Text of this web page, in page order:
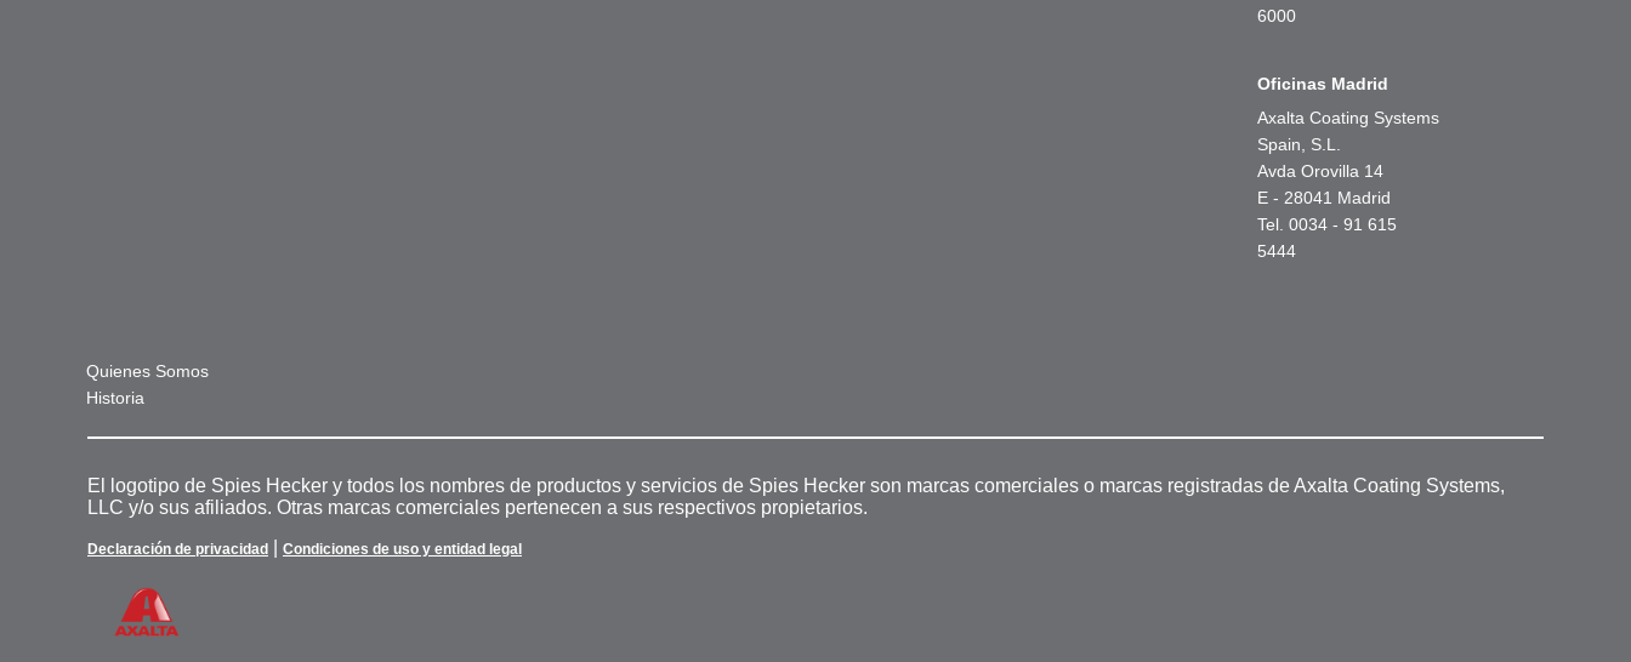
Quienes Somos
Historia
6000
Oficinas Madrid
Axalta Coating Systems
Spain, S.L.
Avda Orovilla 14
E - 28041 Madrid
Tel. 0034 - 91 615
5444
El logotipo de Spies Hecker y todos los nombres de productos y servicios de Spies Hecker son marcas comerciales o marcas registradas de Axalta Coating Systems,
LLC y/o sus afiliados. Otras marcas comerciales pertenecen a sus respectivos propietarios.
Declaración de privacidad Condiciones de uso y entidad legal